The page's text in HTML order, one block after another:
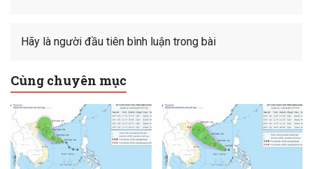
Hãy là người đầu tiên bình luận trong bài
Cùng chuyên mục